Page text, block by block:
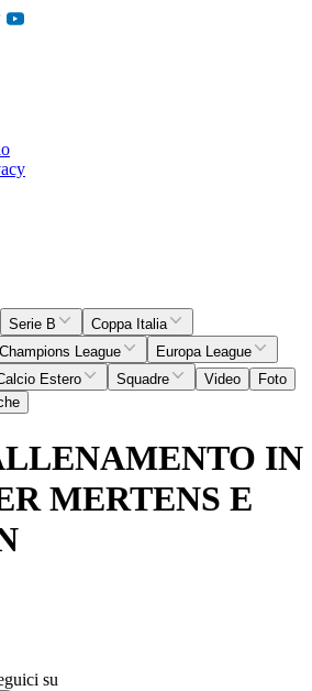
Serie B
Coppa Italia
Champions League
Europa League
Estero Squadre Video
Foto
IN
MERTENS E
su